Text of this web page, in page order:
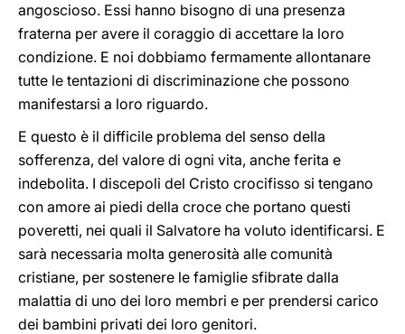
angoscioso. Essi hanno bisogno di una presenza
fraterna per avere il coraggio di accettare la loro
condizione. E noi dobbiamo fermamente allontanare
tutte le tentazioni di discriminazione che possono
manifestarsi a loro riguardo.
E questo è il difficile problema del senso della
sofferenza, del valore di ogni vita, anche ferita e
indebolita. I discepoli del Cristo crocifisso si tengano
con amore ai piedi della croce che portano questi
poveretti, nei quali il Salvatore ha voluto identificarsi. E
sarà necessaria molta generosità alle comunità
cristiane, per sostenere le famiglie sfibrate dalla
malattia di uno dei loro membri e per prendersi carico
dei bambini privati dei loro genitori.